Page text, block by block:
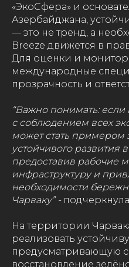
«ЭкоСфера» и
Азербайджана,
— это не тренд, а
Breeze движется в
Для оценки и
международные
прозрачность и
“Важно понимать: если
с соблюдением всех
может стать примером
устойчивого развития
предоставив рабочие
инфраструктуру и
необходимости
Чарваку” -
На территории
реализовать
предусматривающую
восстановление